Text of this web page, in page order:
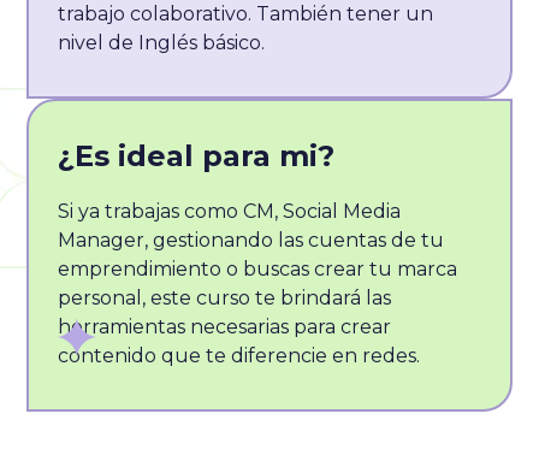
trabajo colaborativo. También tener un
nivel de Inglés básico.
¿Es ideal para mi?
Si ya trabajas como CM, Social Media
Manager, gestionando las cuentas de tu
emprendimiento o buscas crear tu marca
personal, este curso te brindará las
herramientas necesarias para crear
contenido que te diferencie en redes.